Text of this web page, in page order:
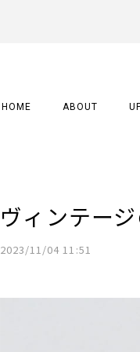
HOME ABOUT
ヴィンテー
2023/11/04 11:51